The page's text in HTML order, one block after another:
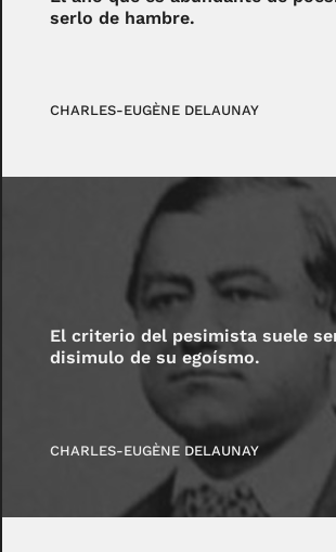
serlo de hambre.
CHARLES-EUGÈNE DELAUNAY
El criterio del pesimista suele
disimulo de su egoísmo.
CHARLES-EUGÈNE DELAUNAY